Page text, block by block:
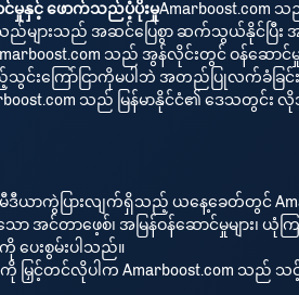
င်မှုနှင့် ဖောက်သည်ပံ့ပိုးမှုAmarboost.com
များသည် အဆင်ပြေစွာ ဆက်သွယ်နိုင်ပြီး အမ
သည် အွန်လိုင်းတွင် ဝန်ဆော
ြော်ငြာကိုမပါဘဲ အတည်ပြုလက်ခံခြင်းနှ
သည် မြန်မာနိုင်ငံ၏ ဒေသတွင်း လို
ာကွဲပြားလျက်ရှိသည့် ယနေ့ခေတ်တွင်
အင်တာဖေ့စ်၊ အမြန်ဝန်ဆောင်မှုများ၊ ယုံက
ပေးစွမ်းပါသည်။
ြှင့်တင်လိုပါက Amarboost.com သည်